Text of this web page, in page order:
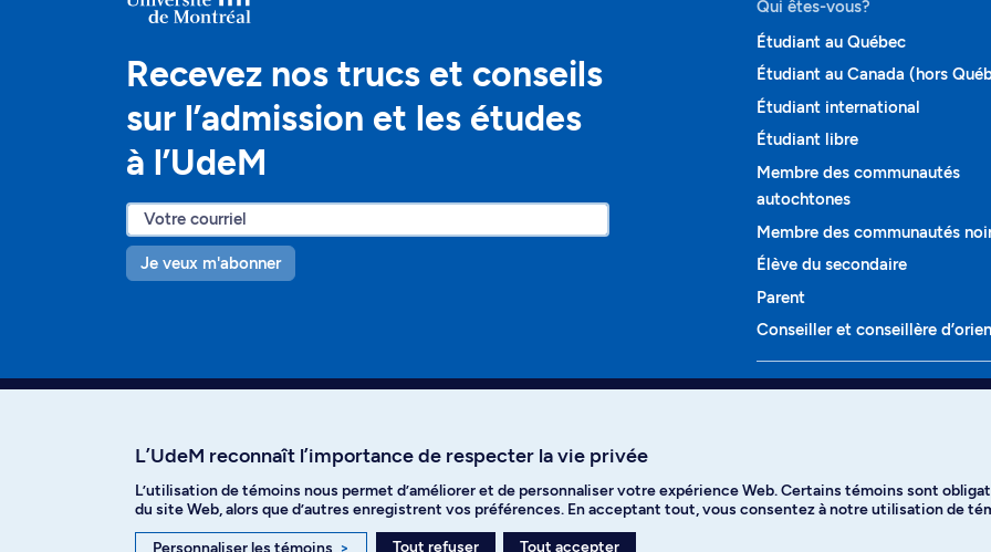
Recevez nos trucs et conseils
sur l’admission et les études
à l’UdeM
Je veux m'abonner
Qui êtes-vous?
Étudiant au Québec
Étudiant au Canada (hors
Étudiant international
Étudiant libre
Membre des communautés
autochtones
Membre des communautés
Élève du secondaire
Parent
Conseiller et conseillère
Programmes et cours
Facebook Instagram TikTok YouTube Spotify
L’UdeM reconnaît l’importance de respecter la vie privée
L’utilisation de témoins nous permet d’améliorer et de personnaliser votre expérience Web. Certains témoins sont
du site Web, alors que d’autres enregistrent vos préférences. En acceptant tout, vous consentez à notre utilisation de
Personnaliser les témoins > Tout refuser Tout accepter